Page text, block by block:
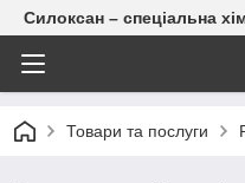
Силоксан – спеціальна
Товари та послуги